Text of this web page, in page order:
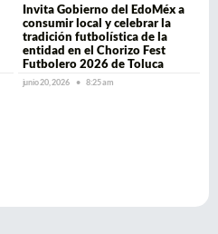
Invita Gobierno del EdoMéx a
consumir local y celebrar la
tradición futbolística de la
entidad en el Chorizo Fest
Futbolero 2026 de Toluca
junio 20, 2026 8:25 am